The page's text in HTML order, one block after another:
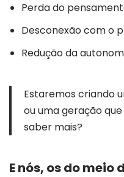
Perdado
Desconexãocomo
Reduçãoda
Estaremos criando
ouumageraçãoque
saber mais?
Enós, osdomeio